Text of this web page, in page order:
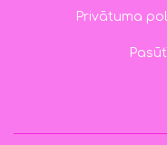
Privātuma